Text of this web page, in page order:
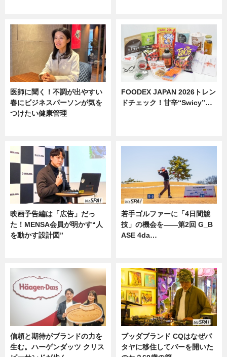
医師に聞く！不調が出やすい
春にビジネスパーソンが気を
つけたい健康管理
FOODEX JAPAN 2026トレン
ドチェック！甘辛“Swicy”…
映画予告編は「広告」だっ
た！MENSA会員が明かす“人
を動かす設計図”
若手ゴルファーに「4日間競
技」の機会を——第2回 G_B
ASE 4da…
信頼と期待がブランドの力を
生む。ハーゲンダッツ クリス
ブッダブランド CQはなぜパ
タヤに移住してバーを開いた